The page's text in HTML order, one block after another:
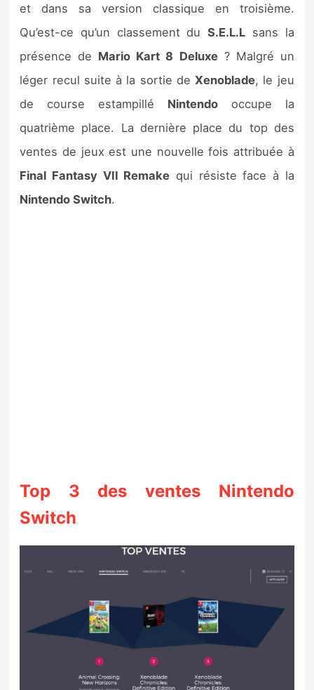
et dans sa version classique en troisième.
Qu’est-ce qu’un classement duS.E.L.L sans la
présence de Mario Kart 8 Deluxe? Malgré un
léger recul suite à la sortie deXenoblade, le jeu
de course estampillé Nintendooccupe la
quatrième place. La dernière place du top des
ventes de jeux est une nouvelle fois attribuée à
Final Fantasy VII Remake qui résiste face à la
Nintendo Switch.
Top 3 des ventes Nintendo
Switch